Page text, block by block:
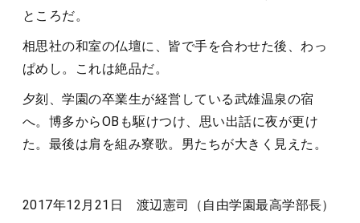
ところだ。
相思社の和室の仏壇に、皆で手を合わせた後、わっ
ぱめし。これは絶品だ。
夕刻、学園の卒業生が経営している武雄温泉の宿
へ。博多からOBも駆けつけ、思い出話に夜が更け
た。最後は肩を組み寮歌。男たちが大きく見えた。
2017年12月21日 渡辺憲司（自由学園最高学部長）